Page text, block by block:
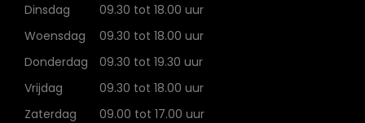
Dinsdag
09.30 tot 18.00 uur
Woensdag
09.30 tot 18.00 uur
Donderdag
09.30 tot 19.30 uur
Vrijdag
09.30 tot 18.00 uur
Zaterdag
09.00 tot 17.00 uur